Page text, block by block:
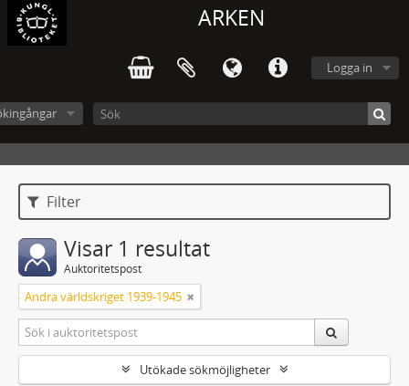
ARKEN
Logga in
Filter
Visar 1 resultat
Auktoritetspost
Andra världskriget 1939-1945
Utökade sökmöjligheter